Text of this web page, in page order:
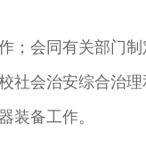
会同有关部门制
会治安综合治理
备工作。